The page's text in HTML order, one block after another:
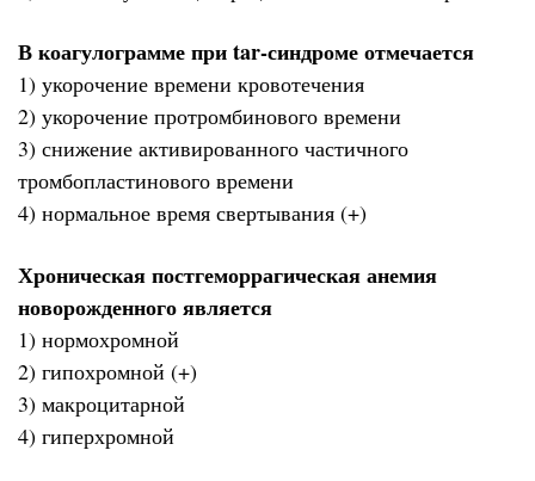
В коагулограмме при tar-синдроме отмечается
1) укорочение времени кровотечения
2) укорочение протромбинового времени
3) снижение активированного частичного
тромбопластинового времени
4) нормальное время свертывания (+)
Хроническая постгеморрагическая анемия
новорожденного является
1) нормохромной
2) гипохромной (+)
3) макроцитарной
4) гиперхромной